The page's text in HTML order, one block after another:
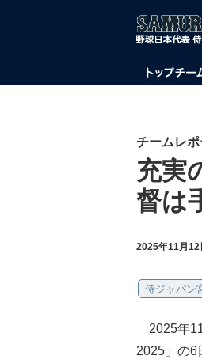
チームレポ
充実
督は
2025年11月12
侍ジャパン
2025年11
2025」の6